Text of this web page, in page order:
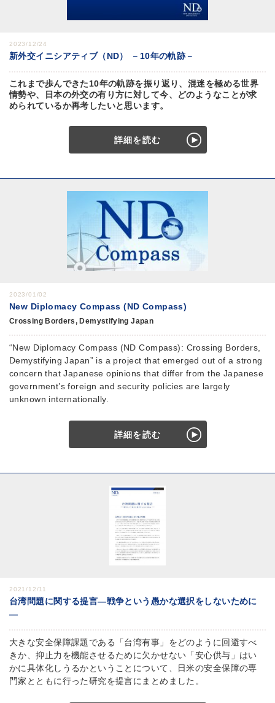
2023/12/24
新外交イニシアティブ（ND） －10年の軌跡－
これまで歩んできた10年の軌跡を振り返り、混迷を極める世界
情勢や、日本の外交の有り方に対して今、どのようなことが求
められているか再考したいと思います。
詳細を読む
2023/01/02
New Diplomacy Compass (ND Compass)
Crossing Borders, Demystifying Japan
“New Diplomacy Compass (ND Compass): Crossing Borders,
Demystifying Japan” is a project that emerged out of a strong
concern that Japanese opinions that differ from the Japanese
government’s foreign and security policies are largely
unknown internationally.
詳細を読む
2021/12/11
台湾問題に関する提言―戦争という愚かな選択をしないために
―
大きな安全保障課題である「台湾有事」をどのように回避すべ
きか、抑止力を機能させるために欠かせない「安心供与」はい
かに具体化しうるかということについて、日米の安全保障の専
門家とともに行った研究を提言にまとめました。